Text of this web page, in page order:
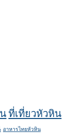
ที่เที่ยวหัวหิน
อาหารไทยหัวหิน